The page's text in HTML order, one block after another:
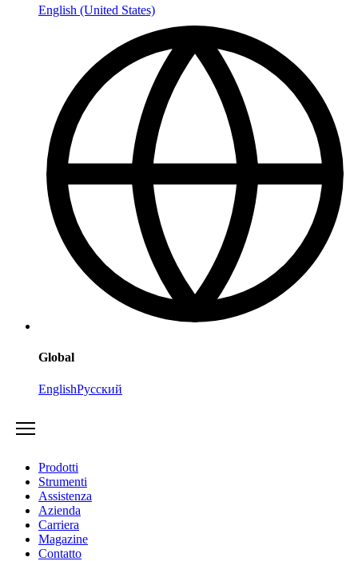
English (United States)
Global
EnglishРусский
Prodotti
Strumenti
Assistenza
Azienda
Carriera
Magazine
Contatto